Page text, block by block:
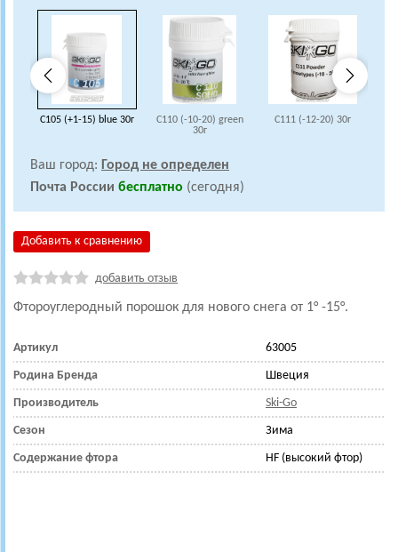
C105 (+1-15) blue 30г
C110 (-10-20) green
30г
C111 (-12-20) 30г
Ваш город: Город не определен
Почта России бесплатно (сегодня)
Добавить к сравнению
добавить отзыв
Фтороуглеродный порошок для нового снега от 1° -15°.
Артикул 63005
Родина Бренда Швеция
Производитель Ski-Go
Сезон Зима
Содержание фтора HF (высокий фтор)